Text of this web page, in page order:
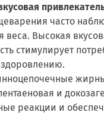
часто
веса. Высокая
стимулирует
и
реакции и